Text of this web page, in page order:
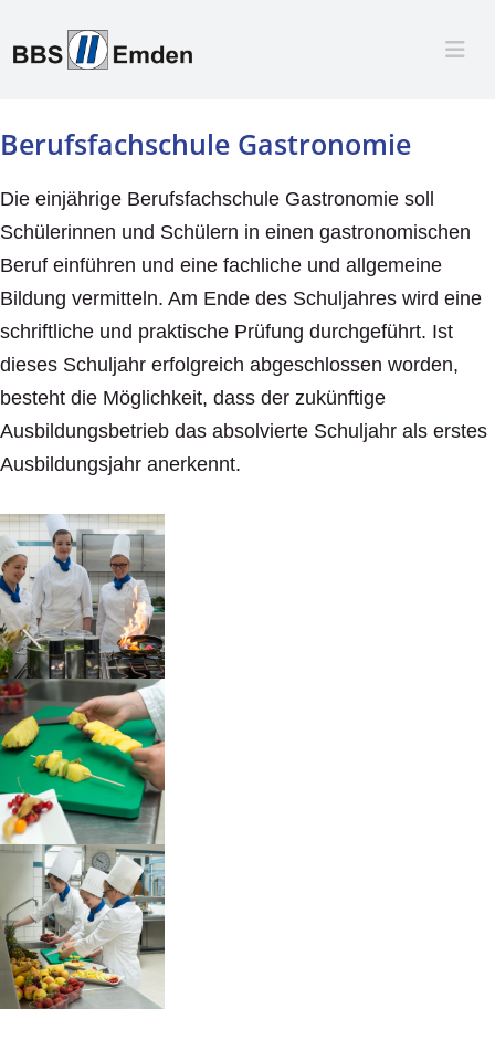
Berufsfachschule Gastronomie
Die einjährige Berufsfachschule Gastronomie soll
Schülerinnen und Schülern in einen gastronomischen
Beruf einführen und eine fachliche und allgemeine
Bildung vermitteln. Am Ende des Schuljahres wird eine
schriftliche und praktische Prüfung durchgeführt. Ist
dieses Schuljahr erfolgreich abgeschlossen worden,
besteht die Möglichkeit, dass der zukünftige
Ausbildungsbetrieb das absolvierte Schuljahr als erstes
Ausbildungsjahr anerkennt.